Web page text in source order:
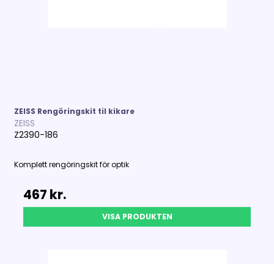
ZEISS Rengöringskit til kikare
ZEISS
Z2390-186
Komplett rengöringskit för optik
467 kr.
VISA PRODUKTEN